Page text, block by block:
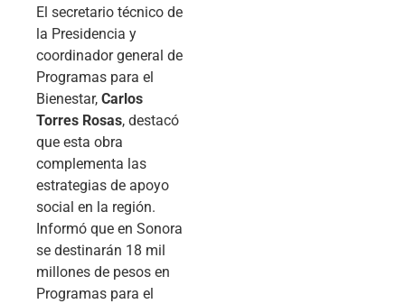
El secretario técnico de
la Presidencia y
coordinador general de
Programas para el
Bienestar, Carlos
Torres Rosas, destacó
que esta obra
complementa las
estrategias de apoyo
social en la región.
Informó que en Sonora
se destinarán 18 mil
millones de pesos en
Programas para el